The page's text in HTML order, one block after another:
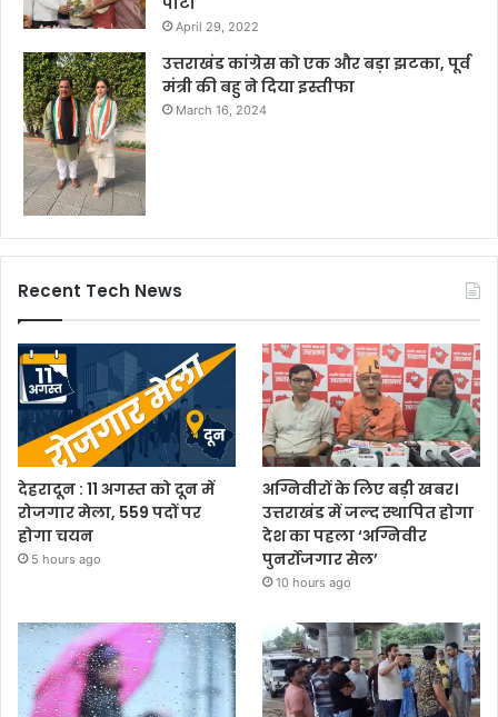
April 29, 2022
उत्तराखंड कांग्रेस को एक और बड़ा झटका, पूर्व
मंत्री की बहु ने दिया इस्तीफा
March 16, 2024
Recent Tech News
देहरादून : 11 अगस्त को दून में
रोजगार मेला, 559 पदों पर
होगा चयन
5 hours ago
अग्निवीरों के लिए बड़ी खबर।
उत्तराखंड में जल्द स्थापित होगा
देश का पहला ‘अग्निवीर
पुनर्रोजगार सेल’
10 hours ago